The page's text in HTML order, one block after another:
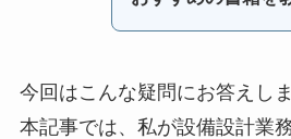
今回はこんな疑問にお答えしま
本記事では、私が設備設計業